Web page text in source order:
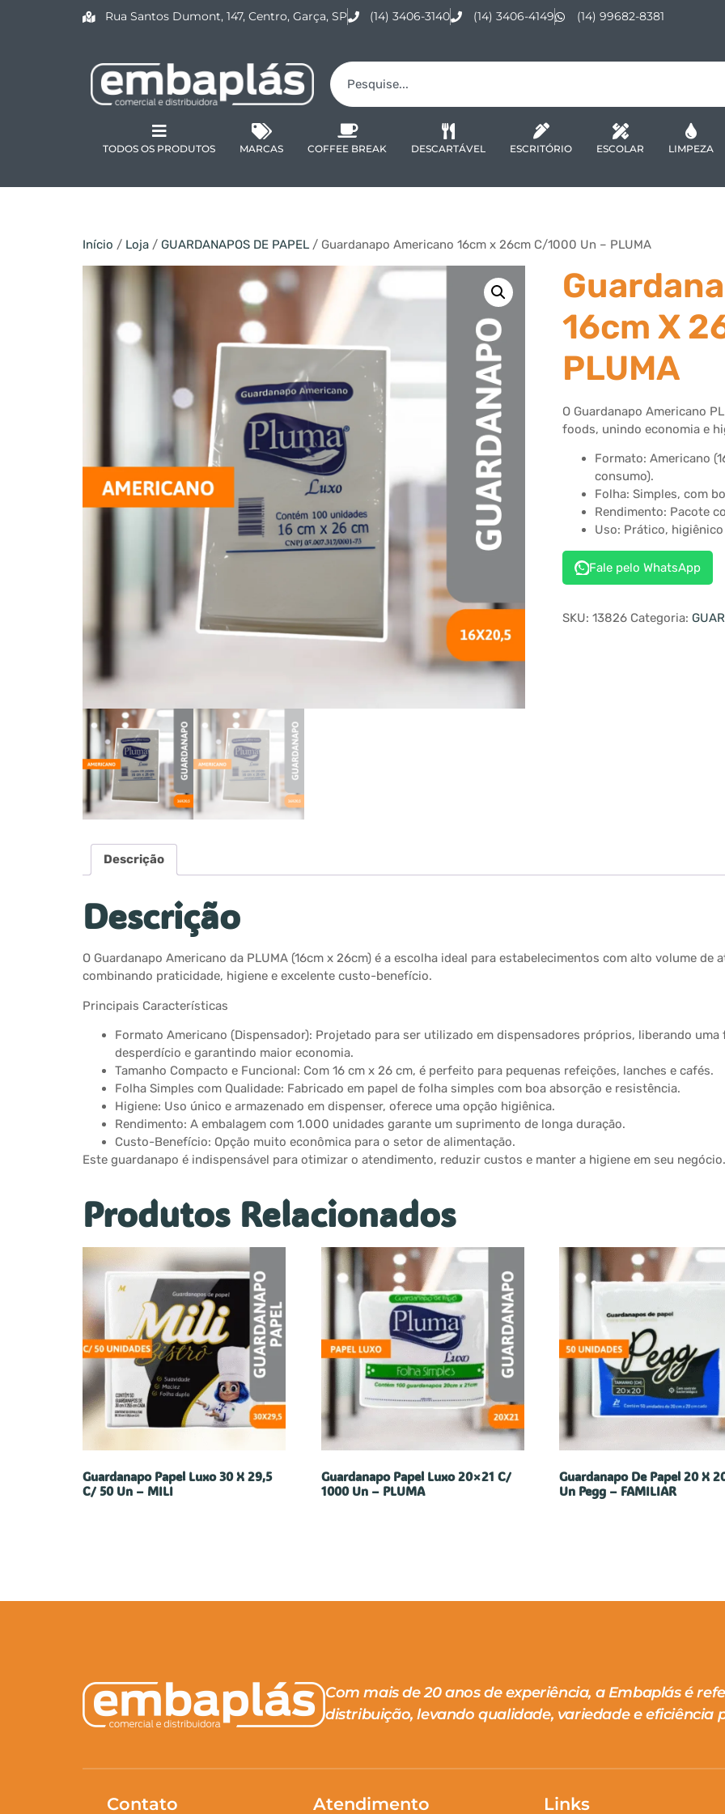
Rua Santos Dumont, 147, Centro, Garça, SP (14) 3406-3140 (14) 3406-4149 (14) 99682-8381
TODOS OS PRODUTOS MARCAS COFFEE BREAK DESCARTÁVEL ESCRITÓRIO ESCOLAR LIMPEZA
Início / Loja / GUARDANAPOS DE PAPEL / Guardanapo Americano 16cm x 26cm C/1000 Un – PLUMA
16cm X
PLUMA
O Guardanapo Americano
foods, unindo economia e
Formato: Americano
consumo).
Folha: Simples, com
Rendimento: Pacote
Uso: Prático,
Fale pelo WhatsApp
SKU: 13826 Categoria:
Descrição
Descrição
O Guardanapo Americano da PLUMA (16cm x 26cm) é a escolha ideal para estabelecimentos com alto volume
combinando praticidade, higiene e excelente custo-benefício.
Principais Características
Formato Americano (Dispensador): Projetado para ser utilizado em dispensadores próprios, liberando
desperdício e garantindo maior economia.
Tamanho Compacto e Funcional: Com 16 cm x 26 cm, é perfeito para pequenas refeições, lanches e cafés.
Folha Simples com Qualidade: Fabricado em papel de folha simples com boa absorção e resistência.
Higiene: Uso único e armazenado em dispenser, oferece uma opção higiênica.
Rendimento: A embalagem com 1.000 unidades garante um suprimento de longa duração.
Custo-Benefício: Opção muito econômica para o setor de alimentação.
Este guardanapo é indispensável para otimizar o atendimento, reduzir custos e manter a higiene em seu negócio.
Produtos Relacionados
Guardanapo Papel Luxo 30 X 29,5
C/ 50 Un – MILI
Guardanapo Papel Luxo 20×21 C/
1000 Un – PLUMA
Guardanapo De Papel 20 X
Un Pegg – FAMILIAR
Com mais de 20 anos de experiência, a Embaplás é
distribuição, levando qualidade, variedade e eficiência
Contato Atendimento Links